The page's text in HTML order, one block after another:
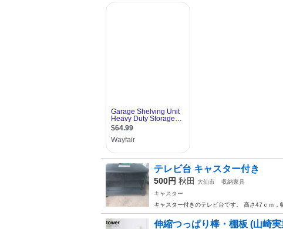
テレビ台 キャスター付き
500円 秋田 大仙市
収納家具
キャスター
キャスター付きのテレビ台です。 高さ47ｃｍ，
伸縮つっぱり棒・棚板 (山崎